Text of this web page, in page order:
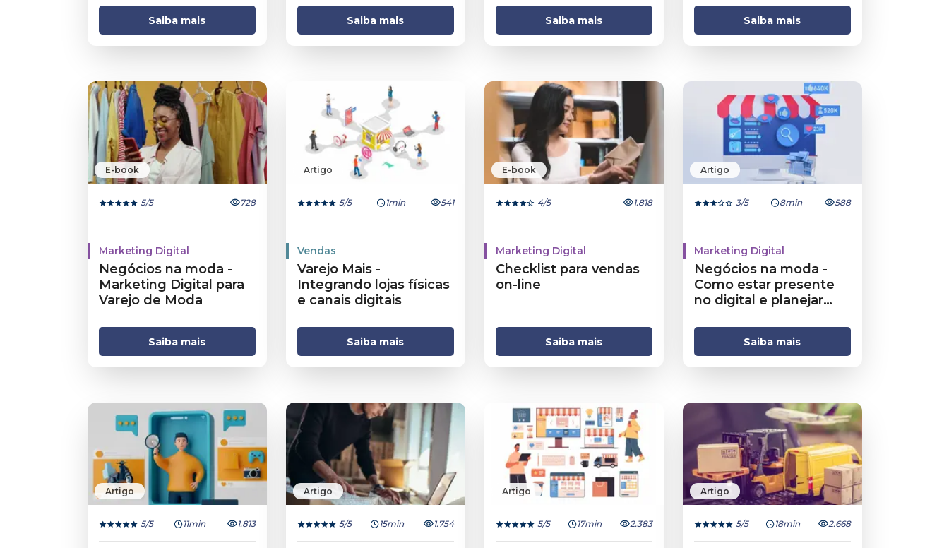
Saiba mais Saiba mais Saiba mais Saiba mais
E-book
5/5 728
Marketing Digital
Negócios na moda -
Marketing Digital para
Varejo de Moda
Saiba mais
Artigo
5/5 1min 541
Vendas
Varejo Mais -
Integrando lojas físicas
e canais digitais
Saiba mais
E-book
4/5 1.818
Marketing Digital
Checklist para vendas
on-line
Saiba mais
Artigo
3/5 8min 588
Marketing Digital
Negócios na moda -
Como estar presente
no digital e planejar
Saiba mais
Artigo
5/5 11min 1.813
Artigo
5/5 15min 1.754
Artigo
5/5 17min 2.383
Artigo
5/5 18min 2.668